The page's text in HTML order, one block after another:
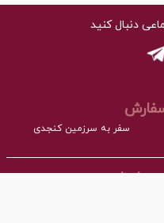
دنبال کنید
سفر به سرزمین کنجدی
با ما